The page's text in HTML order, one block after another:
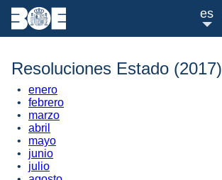
es
Resoluciones Estado (2017)
enero
febrero
marzo
abril
mayo
junio
julio